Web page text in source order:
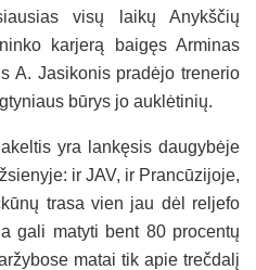
visų laikų Anykščių
karjerą baigęs Arminas
A. Jasikonis pradėjo trenerio
būrys jo auklėtinių.
yra lankęsis daugybėje
ir JAV, ir Prancūzijoje,
trasa vien jau dėl reljefo
gali matyti bent 80 procentų
matai tik apie trečdalį